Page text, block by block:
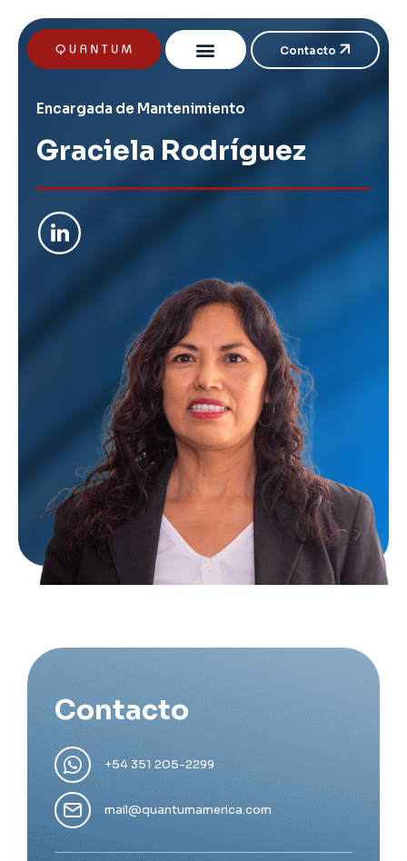
Contacto
Encargada de Mantenimiento
Graciela Rodríguez
Contacto
+54 351 205-2299
mail@quantumamerica.com